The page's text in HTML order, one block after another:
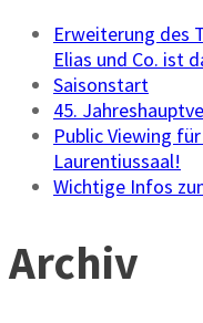
Erweiterung des
Elias und Co. ist
Saisonstart
45.
Public Viewing
Laurentiussaal!
Wichtige Infos
Archiv